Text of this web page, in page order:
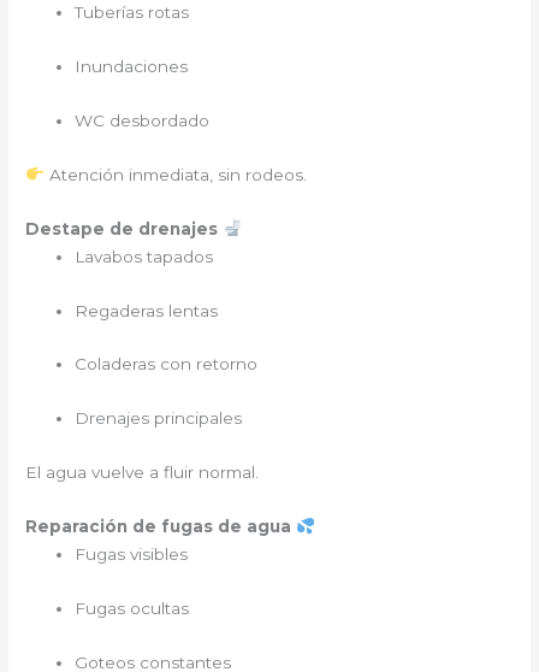
Tuberías rotas
Inundaciones
WC desbordado
Atención inmediata, sin rodeos.
Destape de drenajes
Lavabos tapados
Regaderas lentas
Coladeras con retorno
Drenajes principales
El agua vuelve a fluir normal.
Reparación de fugas de agua
Fugas visibles
Fugas ocultas
Goteos constantes